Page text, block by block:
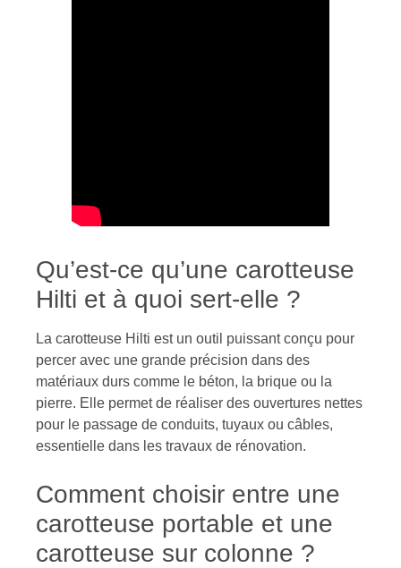
Qu’est-ce qu’une carotteuse
Hilti et à quoi sert-elle ?
La carotteuse Hilti est un outil puissant conçu pour
percer avec une grande précision dans des
matériaux durs comme le béton, la brique ou la
pierre. Elle permet de réaliser des ouvertures nettes
pour le passage de conduits, tuyaux ou câbles,
essentielle dans les travaux de rénovation.
Comment choisir entre une
carotteuse portable et une
carotteuse sur colonne ?